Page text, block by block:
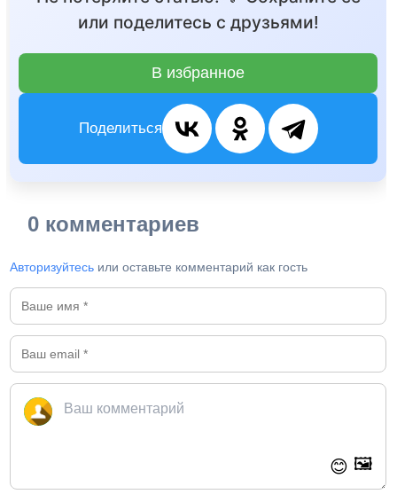
или поделитесь с друзьями!
В избранное
Поделиться
0 комментариев
Авторизуйтесь или оставьте комментарий как гость
😊 🖼️